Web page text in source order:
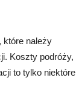
które należy
Koszty podróży,
to tylko niektóre